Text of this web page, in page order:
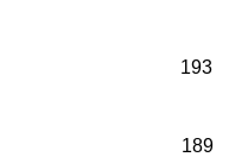
193
(Hessen) 189